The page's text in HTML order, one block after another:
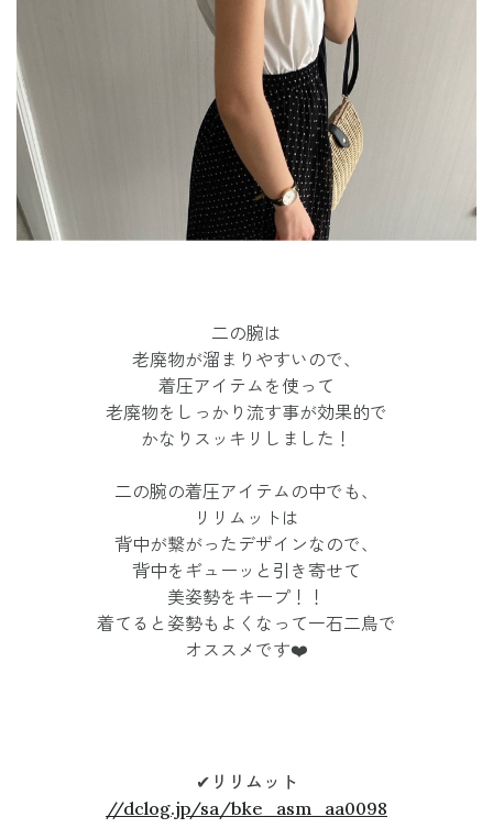
二の腕は
老廃物が溜まりやすいので、
着圧アイテムを使って
老廃物をしっかり流す事が効果的で
かなりスッキリしました！
二の腕の着圧アイテムの中でも、
リリムットは
背中が繋がったデザインなので、
背中をギューッと引き寄せて
美姿勢をキープ！！
着てると姿勢もよくなって一石二鳥で
オススメです❤️
✔︎ リリムット
//dclog.jp/sa/bke_asm_aa0098